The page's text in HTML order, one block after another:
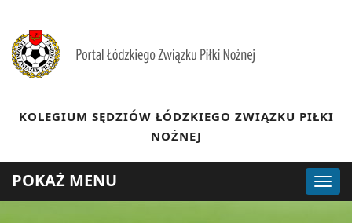
KOLEGIUM SĘDZIÓW ŁÓDZKIEGO ZWIĄZKU PIŁKI
NOŻNEJ
POKAŻ MENU